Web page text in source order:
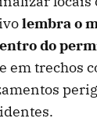
lembra o
do
trechos